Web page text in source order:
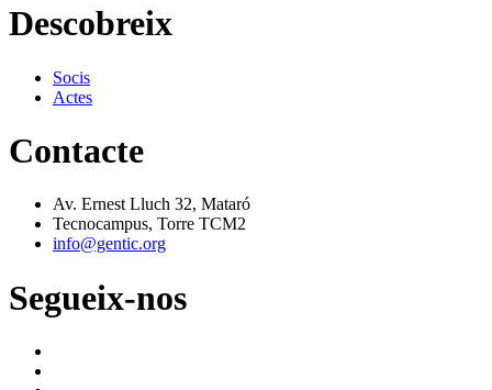
Descobreix
Socis
Actes
Contacte
Av. Ernest Lluch 32, Mataró
Tecnocampus, Torre TCM2
info@gentic.org
Segueix-nos